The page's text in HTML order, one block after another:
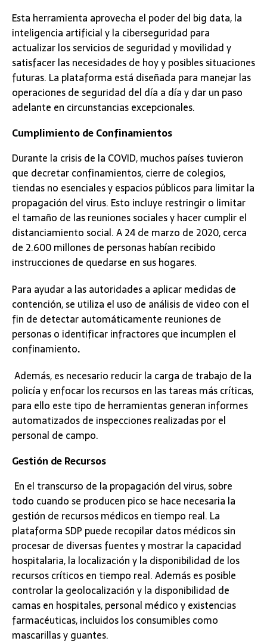
Esta herramienta aprovecha el poder del big data, la
inteligencia artificial y la ciberseguridad para
actualizar los servicios de seguridad y movilidad y
satisfacer las necesidades de hoy y posibles situaciones
futuras. La plataforma está diseñada para manejar las
operaciones de seguridad del día a día y dar un paso
adelante en circunstancias excepcionales.
Cumplimiento de Confinamientos
Durante la crisis de la COVID, muchos países tuvieron
que decretar confinamientos, cierre de colegios,
tiendas no esenciales y espacios públicos para limitar la
propagación del virus. Esto incluye restringir o limitar
el tamaño de las reuniones sociales y hacer cumplir el
distanciamiento social. A 24 de marzo de 2020, cerca
de 2.600 millones de personas habían recibido
instrucciones de quedarse en sus hogares.
Para ayudar a las autoridades a aplicar medidas de
contención, se utiliza el uso de análisis de video con el
fin de detectar automáticamente reuniones de
personas o identificar infractores que incumplen el
confinamiento.
Además, es necesario reducir la carga de trabajo de la
policía y enfocar los recursos en las tareas más críticas,
para ello este tipo de herramientas generan informes
automatizados de inspecciones realizadas por el
personal de campo.
Gestión de Recursos
En el transcurso de la propagación del virus, sobre
todo cuando se producen pico se hace necesaria la
gestión de recursos médicos en tiempo real. La
plataforma SDP puede recopilar datos médicos sin
procesar de diversas fuentes y mostrar la capacidad
hospitalaria, la localización y la disponibilidad de los
recursos críticos en tiempo real. Además es posible
controlar la geolocalización y la disponibilidad de
camas en hospitales, personal médico y existencias
farmacéuticas, incluidos los consumibles como
mascarillas y guantes.